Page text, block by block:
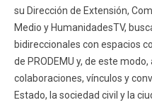
Estudiantes
Académicos
su Dirección de Extensión,
Medio y HumanidadesTV,
bidireccionales con espacios
de PRODEMU y, de este
colaboraciones, vínculos y
Estado, la sociedad civil y la